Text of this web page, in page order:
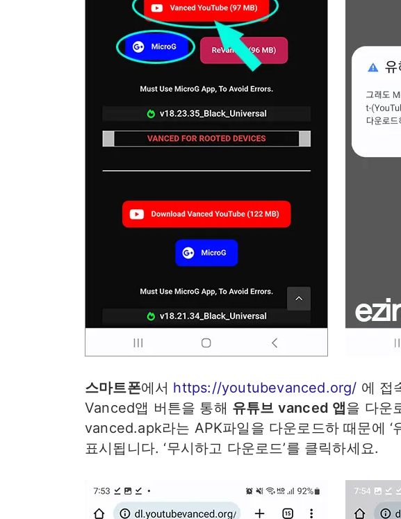
스마트폰에서 https://youtubevanced.org/ 에 접
Vanced앱 버튼을 통해 유튜브 vanced 앱을 다운
vanced.apk라는 APK파일을 다운로드하 때문에 ‘
표시됩니다. ‘무시하고 다운로드’를 클릭하세요.